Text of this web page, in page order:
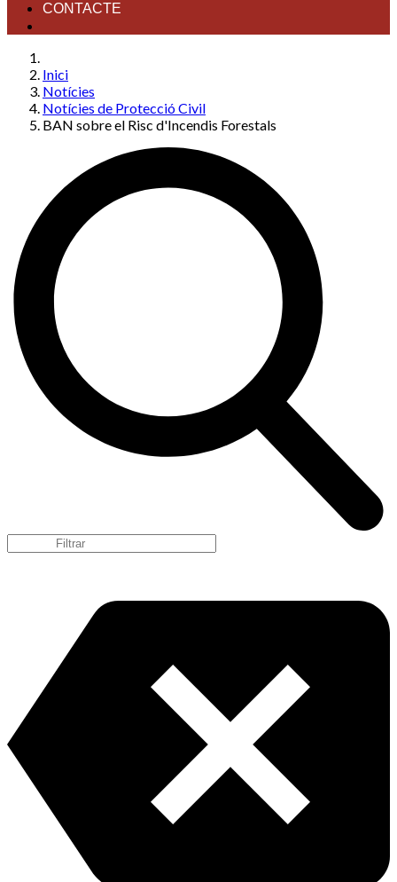
CONTACTE
Inici
Notícies
Notícies de Protecció Civil
BAN sobre el Risc d'Incendis Forestals